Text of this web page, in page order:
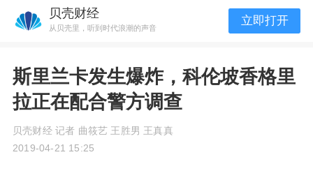
贝壳财经
从贝壳里，听到时代浪潮的声音
立即打开
斯里兰卡发生爆炸，科伦坡香格里
拉正在配合警方调查
贝壳财经 记者 曲筱艺 王胜男 王真真
2019-04-21 15:25